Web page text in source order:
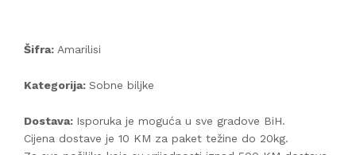
Šifra: Amarilisi
Kategorija: Sobne biljke
Dostava: Isporuka je moguća u sve gradove BiH.
Cijena dostave je 10 KM za paket težine do 20kg.